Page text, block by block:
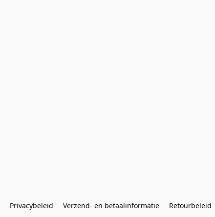
Privacybeleid Verzend- en betaalinformatie Retourbeleid